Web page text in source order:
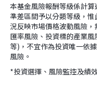
本基金風險報酬等級係計
準差區間予以分類等級，
況反映市場價格波動風險
匯率風險、投資標的產業
等)，不宜作為投資唯一依
風險。
*投資選擇、風險監控及績